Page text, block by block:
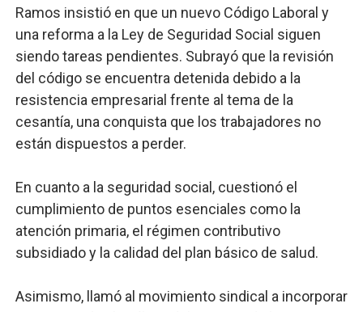
Ramos insistió en que un nuevo Código Laboral y
una reforma a la Ley de Seguridad Social siguen
siendo tareas pendientes. Subrayó que la revisión
del código se encuentra detenida debido a la
resistencia empresarial frente al tema de la
cesantía, una conquista que los trabajadores no
están dispuestos a perder.
En cuanto a la seguridad social, cuestionó el
cumplimiento de puntos esenciales como la
atención primaria, el régimen contributivo
subsidiado y la calidad del plan básico de salud.
Asimismo, llamó al movimiento sindical a incorporar